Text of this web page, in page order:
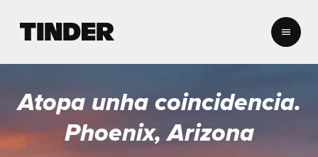
r
o
Atopa unha coincidencia.
Phoenix, Arizona